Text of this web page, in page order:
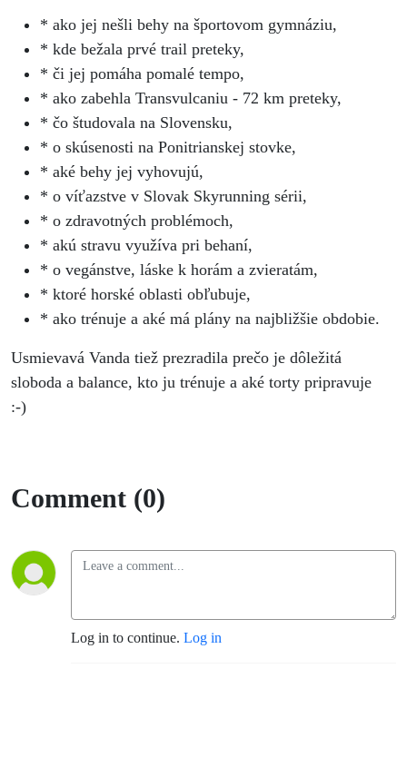
* ako jej nešli behy na športovom gymnáziu,
* kde bežala prvé trail preteky,
* či jej pomáha pomalé tempo,
* ako zabehla Transvulcaniu - 72 km preteky,
* čo študovala na Slovensku,
* o skúsenosti na Ponitrianskej stovke,
* aké behy jej vyhovujú,
* o víťazstve v Slovak Skyrunning sérii,
* o zdravotných problémoch,
* akú stravu využíva pri behaní,
* o vegánstve, láske k horám a zvieratám,
* ktoré horské oblasti obľubuje,
* ako trénuje a aké má plány na najbližšie obdobie.
Usmievavá Vanda tiež prezradila prečo je dôležitá
sloboda a balance, kto ju trénuje a aké torty pripravuje
:-)
Comment (0)
Log in to continue. Log in